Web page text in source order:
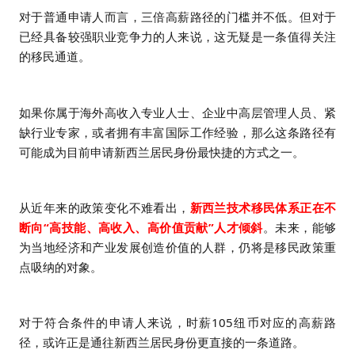
对于普通申请人而言，三倍高薪路径的门槛并不低。但对于
已经具备较强职业竞争力的人来说，这无疑是一条值得关注
的移民通道。
如果你属于海外高收入专业人士、企业中高层管理人员、紧
缺行业专家，或者拥有丰富国际工作经验，那么这条路径有
可能成为目前申请新西兰居民身份最快捷的方式之一。
从近年来的政策变化不难看出， 新西兰技术移民体系正在不
断向“高技能、高收入、高价值贡献”人才倾斜。未来，能够
为当地经济和产业发展创造价值的人群，仍将是移民政策重
点吸纳的对象。
对于符合条件的申请人来说，时薪105纽币对应的高薪路
径，或许正是通往新西兰居民身份更直接的一条道路。